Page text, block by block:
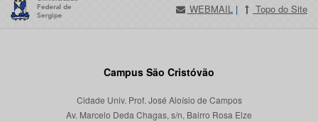
WEBMAIL | Topo do Site
Campus São Cristóvão
Cidade Univ. Prof. José Aloísio de Campos
Av. Marcelo Deda Chagas, s/n, Bairro Rosa Elze